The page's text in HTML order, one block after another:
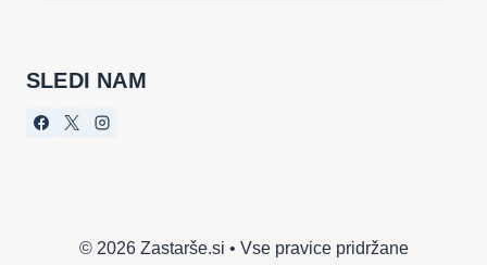
SLEDI NAM
© 2026 Zastarše.si • Vse pravice pridržane